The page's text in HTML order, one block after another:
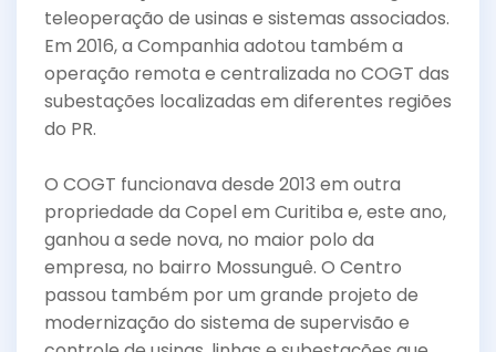
teleoperação de usinas e sistemas associados.
Em 2016, a Companhia adotou também a
operação remota e centralizada no COGT das
subestações localizadas em diferentes regiões
do PR.
O COGT funcionava desde 2013 em outra
propriedade da Copel em Curitiba e, este ano,
ganhou a sede nova, no maior polo da
empresa, no bairro Mossunguê. O Centro
passou também por um grande projeto de
modernização do sistema de supervisão e